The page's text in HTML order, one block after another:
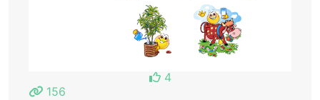
4
156